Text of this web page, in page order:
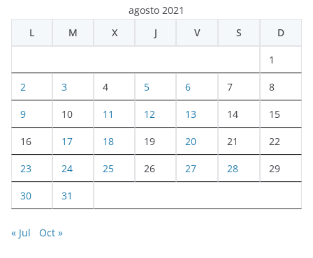
agosto 2021
L
M X J V S D
1
2 3 4 5 6 7 8
9 10 11 12 13 14 15
16 17 18 19 20 21 22
23 24 25 26 27 28 29
30 31
« Jul Oct »